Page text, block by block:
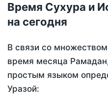
Время Сухура и
на сегодня
В связи со
время месяца
простым языком
Уразой: